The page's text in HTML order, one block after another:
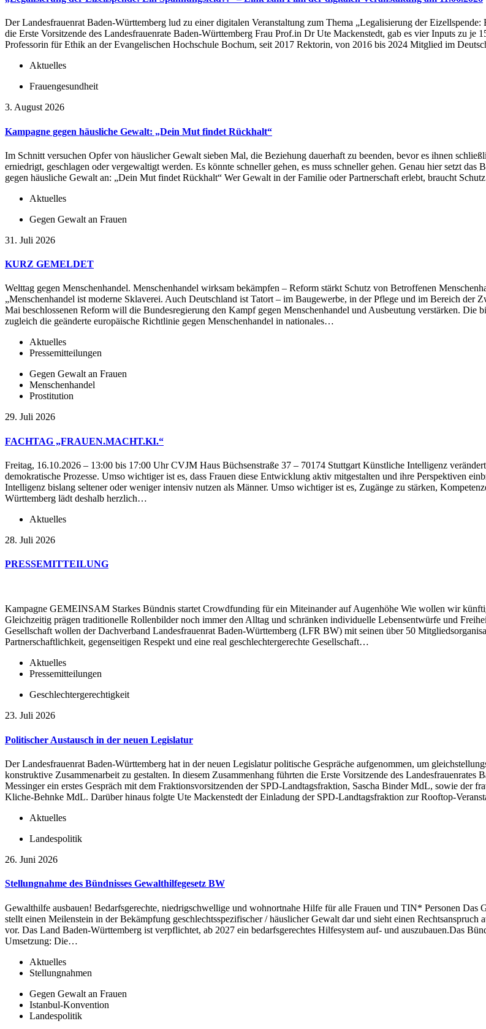
Der Landesfrauenrat Baden-Württemberg lud zu einer digitalen Veranstaltung zum Thema „Legalisierung der
die Erste Vorsitzende des Landesfrauenrate Baden-Württemberg Frau Prof.in Dr Ute Mackenstedt, gab es vier Inputs zu
Professorin für Ethik an der Evangelischen Hochschule Bochum, seit 2017 Rektorin, von 2016 bis 2024 Mitglied im
Aktuelles
Frauengesundheit
3. August 2026
Kampagne gegen häusliche Gewalt: „Dein Mut findet Rückhalt“
Im Schnitt versuchen Opfer von häuslicher Gewalt sieben Mal, die Beziehung dauerhaft zu beenden, bevor es ihnen
erniedrigt, geschlagen oder vergewaltigt werden. Es könnte schneller gehen, es muss schneller gehen. Genau hier setzt
gegen häusliche Gewalt an: „Dein Mut findet Rückhalt“ Wer Gewalt in der Familie oder Partnerschaft erlebt, braucht
Aktuelles
Gegen Gewalt an Frauen
31. Juli 2026
KURZ GEMELDET
Welttag gegen Menschenhandel. Menschenhandel wirksam bekämpfen – Reform stärkt Schutz von Betroffenen
„Menschenhandel ist moderne Sklaverei. Auch Deutschland ist Tatort – im Baugewerbe, in der Pflege und im Bereich
Mai beschlossenen Reform will die Bundesregierung den Kampf gegen Menschenhandel und Ausbeutung verstärken. Die
zugleich die geänderte europäische Richtlinie gegen Menschenhandel in nationales…
Aktuelles
Pressemitteilungen
Gegen Gewalt an Frauen
Menschenhandel
Prostitution
29. Juli 2026
FACHTAG „FRAUEN.MACHT.KI.“
Freitag, 16.10.2026 – 13:00 bis 17:00 Uhr CVJM Haus Büchsenstraße 37 – 70174 Stuttgart Künstliche Intelligenz
demokratische Prozesse. Umso wichtiger ist es, dass Frauen diese Entwicklung aktiv mitgestalten und ihre Perspektiven
Intelligenz bislang seltener oder weniger intensiv nutzen als Männer. Umso wichtiger ist es, Zugänge zu stärken,
Württemberg lädt deshalb herzlich…
Aktuelles
28. Juli 2026
PRESSEMITTEILUNG
Kampagne GEMEINSAM Starkes Bündnis startet Crowdfunding für ein Miteinander auf Augenhöhe Wie wollen wir
Gleichzeitig prägen traditionelle Rollenbilder noch immer den Alltag und schränken individuelle Lebensentwürfe und
Gesellschaft wollen der Dachverband Landesfrauenrat Baden-Württemberg (LFR BW) mit seinen über 50
Partnerschaftlichkeit, gegenseitigen Respekt und eine real geschlechtergerechte Gesellschaft…
Aktuelles
Pressemitteilungen
Geschlechtergerechtigkeit
23. Juli 2026
Politischer Austausch in der neuen Legislatur
Der Landesfrauenrat Baden-Württemberg hat in der neuen Legislatur politische Gespräche aufgenommen, um
konstruktive Zusammenarbeit zu gestalten. In diesem Zusammenhang führten die Erste Vorsitzende des
Messinger ein erstes Gespräch mit dem Fraktionsvorsitzenden der SPD-Landtagsfraktion, Sascha Binder MdL, sowie der
Kliche-Behnke MdL. Darüber hinaus folgte Ute Mackenstedt der Einladung der SPD-Landtagsfraktion zur Rooftop-
Aktuelles
Landespolitik
26. Juni 2026
Stellungnahme des Bündnisses Gewalthilfegesetz BW
Gewalthilfe ausbauen! Bedarfsgerechte, niedrigschwellige und wohnortnahe Hilfe für alle Frauen und TIN* Personen
stellt einen Meilenstein in der Bekämpfung geschlechtsspezifischer / häuslicher Gewalt dar und sieht einen
vor. Das Land Baden-Württemberg ist verpflichtet, ab 2027 ein bedarfsgerechtes Hilfesystem auf- und auszubauen.Das
Umsetzung: Die…
Aktuelles
Stellungnahmen
Gegen Gewalt an Frauen
Istanbul-Konvention
Landespolitik